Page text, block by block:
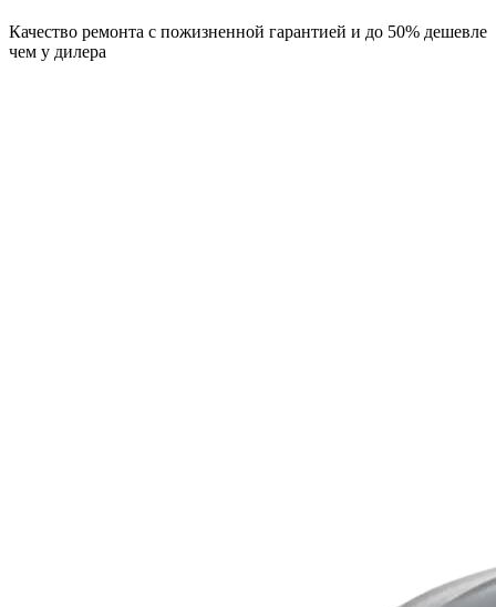
Качество ремонта с пожизненной гарантией и до 50% дешевле
чем у дилера